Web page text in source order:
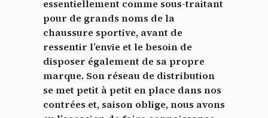
essentiellement comme sous-traitant
pour de grands noms de la
chaussure sportive, avant de
ressentir l’envie et le besoin de
disposer également de sa propre
marque. Son réseau de distribution
se met petit à petit en place dans nos
contrées et, saison oblige, nous avons